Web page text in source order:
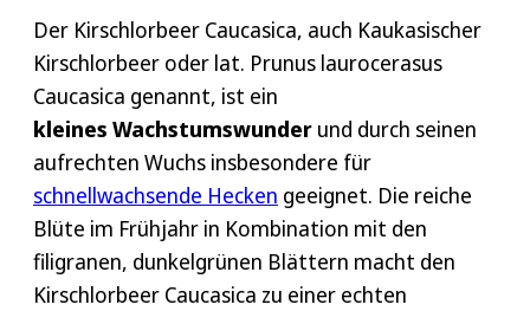
Der Kirschlorbeer Caucasica, auch Kaukasischer
Kirschlorbeer oder lat. Prunus laurocerasus
Caucasica genannt, ist ein
kleines Wachstumswunder und durch seinen
aufrechten Wuchs insbesondere für
schnellwachsende Hecken geeignet. Die reiche
Blüte im Frühjahr in Kombination mit den
filigranen, dunkelgrünen Blättern macht den
Kirschlorbeer Caucasica zu einer echten